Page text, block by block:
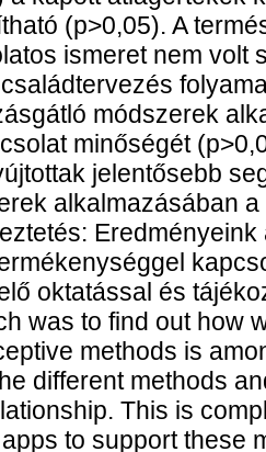
(p>0,05). A
ismeret nem volt
módszerek
minőségét
jelentősebb
alkalmazásában
oktatással és
was to find out how
methods is
different methods
This is
to support these